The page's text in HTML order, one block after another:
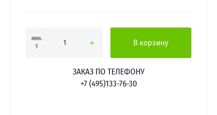
мин.
1
В корзину
ЗАКАЗ ПО ТЕЛЕФОНУ
+7 (495)133-76-30